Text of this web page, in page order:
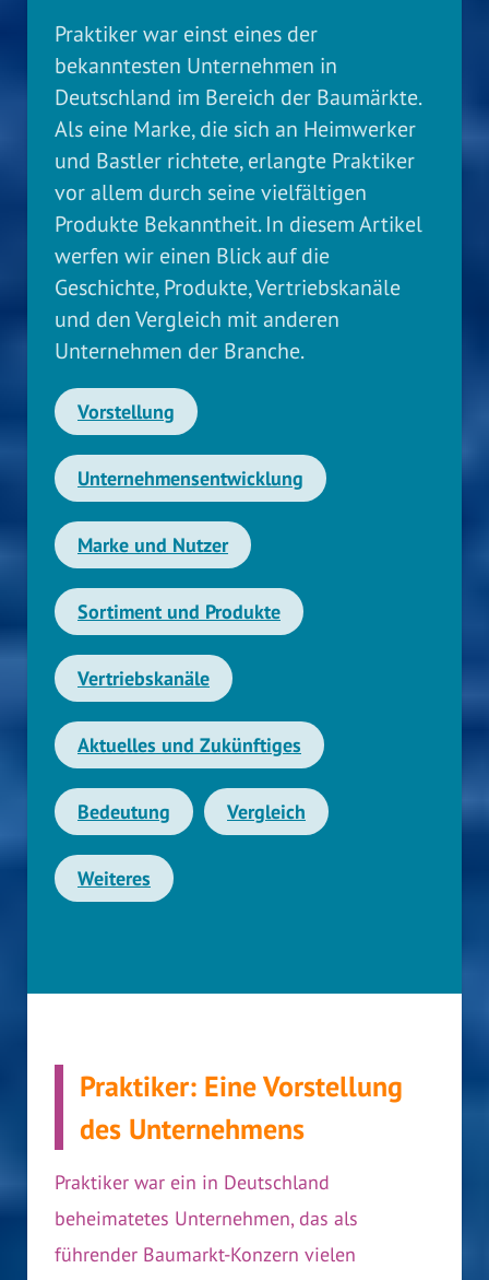
Praktiker war einst eines der
bekanntesten Unternehmen in
Deutschland im Bereich der Baumärkte.
Als eine Marke, die sich an Heimwerker
und Bastler richtete, erlangte Praktiker
vor allem durch seine vielfältigen
Produkte Bekanntheit. In diesem Artikel
werfen wir einen Blick auf die
Geschichte, Produkte, Vertriebskanäle
und den Vergleich mit anderen
Unternehmen der Branche.
Vorstellung
Unternehmensentwicklung
Marke und Nutzer
Sortiment und Produkte
Vertriebskanäle
Aktuelles und Zukünftiges
Bedeutung Vergleich
Weiteres
Praktiker: Eine Vorstellung
des Unternehmens
Praktiker war ein in Deutschland
beheimatetes Unternehmen, das als
führender Baumarkt-Konzern vielen